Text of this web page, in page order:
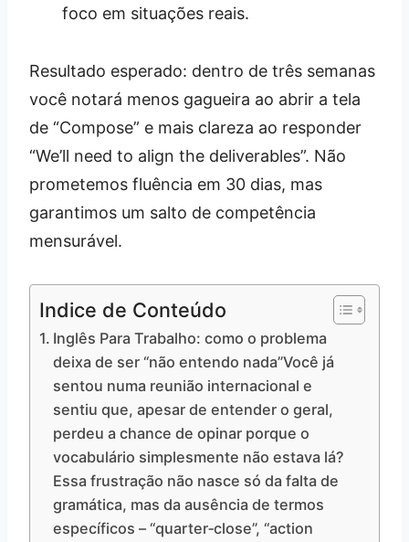
foco em situações reais.
Resultado esperado: dentro de três semanas
você notará menos gagueira ao abrir a tela
de “Compose” e mais clareza ao responder
“We’ll need to align the deliverables”. Não
prometemos fluência em 30 dias, mas
garantimos um salto de competência
mensurável.
Indice de Conteúdo
Inglês Para Trabalho: como o problema
deixa de ser “não entendo nada”Você já
sentou numa reunião internacional e
sentiu que, apesar de entender o geral,
perdeu a chance de opinar porque o
vocabulário simplesmente não estava lá?
Essa frustração não nasce só da falta de
gramática, mas da ausência de termos
específicos – “quarter‑close”, “action